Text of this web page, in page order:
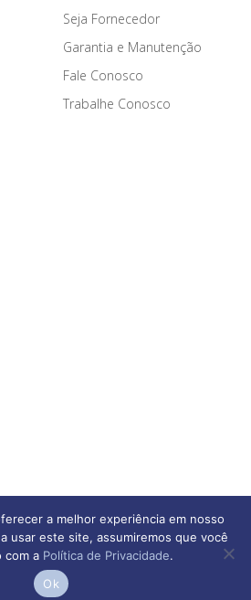
Seja Fornecedor
Garantia e Manutenção
Fale Conosco
Trabalhe Conosco
© 2026 Todos os direitos reservados
a melhor experiência em nosso
usar este site, assumiremos que você
com a Política de Privacidade.
Ok